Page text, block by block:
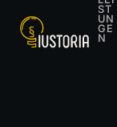
ST
UN
GE
N